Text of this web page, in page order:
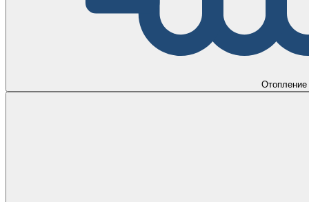
Отопление